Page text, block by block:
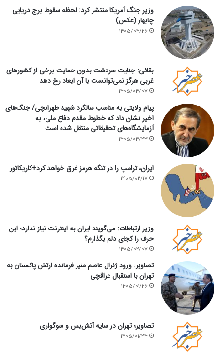
وزیر جنگ آمریکا منتشر کرد: لحظه سقوط برج دریایی
چابهار (عکس)
1405/04/26
بقائی: جنایت سردشت بدون حمایت برخی از کشورهای
غربی هرگز نمی‌توانست با آن ابعاد رخ دهد
1405/04/07
پیام ولایتی به مناسب سالگرد شهید طهرانچی/ جنگ‌های
اخیر نشان داد که خطوط مقدم دفاع ملی، به
آزمایشگاه‌های تحقیقاتی منتقل شده است
1405/03/23
ایران، ترامپ را در تنگه هرمز غرق خواهد کرد+کاریکاتور
1405/02/17
وزیر ارتباطات: می‌گویند ایران به اینترنت نیاز ندارد؛ این
حرف را کجای دلم بگذارم؟
1405/02/07
تصاویر: ورود ژنرال عاصم منیر فرمانده ارتش پاکستان به
تهران با استقبال عراقچی
1405/01/26
تصاویر؛ تهران در سایه آتش‌بس و سوگواری
1405/01/24